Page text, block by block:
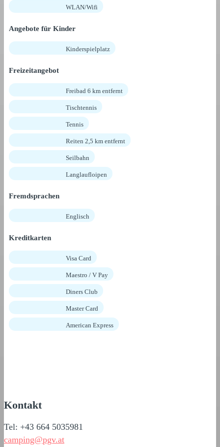
WLAN/Wifi
Angebote für Kinder
Kinderspielplatz
Freizeitangebot
Freibad 6 km entfernt
Tischtennis
Tennis
Reiten 2,5 km entfernt
Seilbahn
Langlaufloipen
Fremdsprachen
Englisch
Kreditkarten
Visa Card
Maestro / V Pay
Diners Club
Master Card
American Express
Kontakt
Tel: +43 664 5035981
camping@pgv.at